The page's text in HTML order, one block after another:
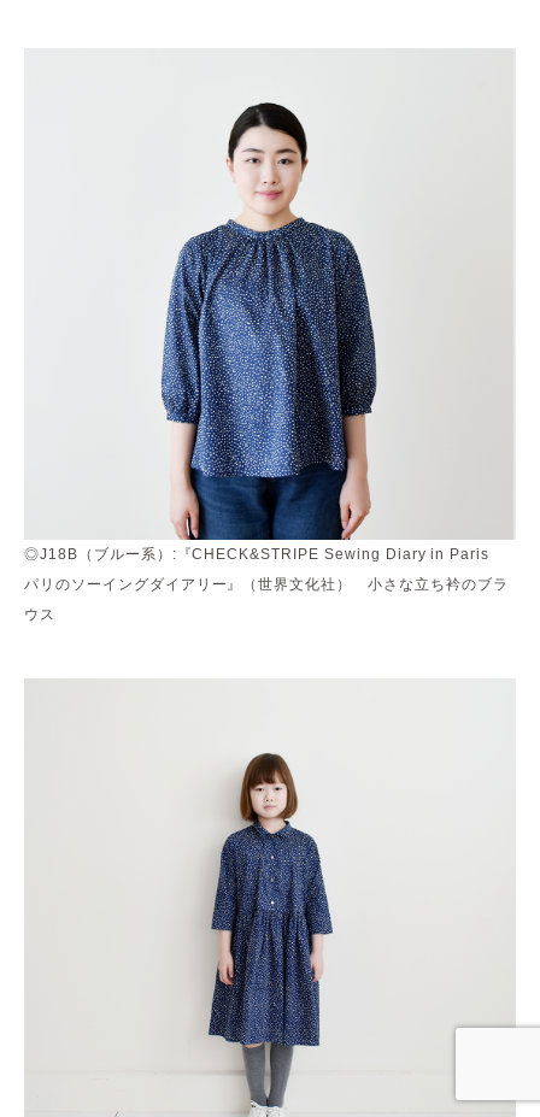
◎J18B（ブルー系）:『CHECK&STRIPE Sewing Diary in Paris
パリのソーイングダイアリー』（世界文化社） 小さな立ち衿のブラ
ウス